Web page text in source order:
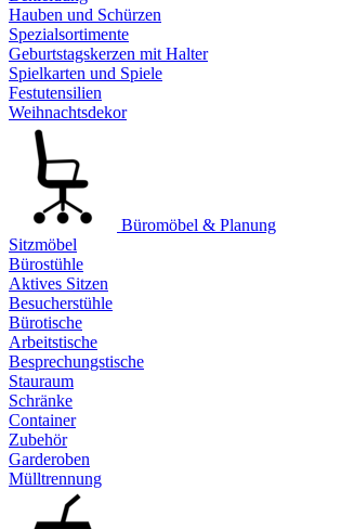
Hauben und Schürzen
Spezialsortimente
Geburtstagskerzen mit Halter
Spielkarten und Spiele
Festutensilien
Weihnachtsdekor
Büromöbel & Planung
Sitzmöbel
Bürostühle
Aktives Sitzen
Besucherstühle
Bürotische
Arbeitstische
Besprechungstische
Stauraum
Schränke
Container
Zubehör
Garderoben
Mülltrennung